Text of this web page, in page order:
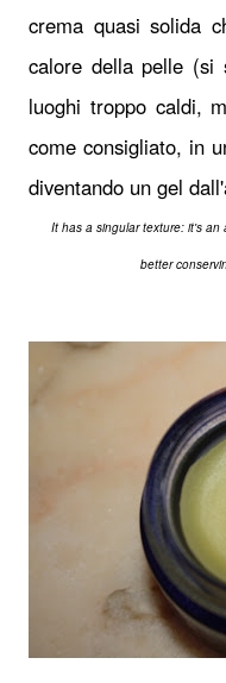
crema quasi solida
calore della pelle (si
luoghi troppo caldi,
come consigliato, in
diventando un gel
It has a singular texture: it's an
better